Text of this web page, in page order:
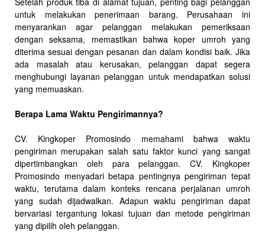
untuk melakukan penerimaan barang. Perusahaan ini
menyarankan agar pelanggan melakukan pemeriksaan
dengan seksama, memastikan bahwa koper umroh yang
diterima sesuai dengan pesanan dan dalam kondisi baik. Jika
ada masalah atau kerusakan, pelanggan dapat segera
menghubungi layanan pelanggan untuk mendapatkan solusi
yang memuaskan.
Berapa Lama Waktu Pengirimannya?
CV. Kingkoper Promosindo memahami bahwa waktu
pengiriman merupakan salah satu faktor kunci yang sangat
dipertimbangkan oleh para pelanggan. CV. Kingkoper
Promosindo menyadari betapa pentingnya pengiriman tepat
waktu, terutama dalam konteks rencana perjalanan umroh
yang sudah dijadwalkan. Adapun waktu pengiriman dapat
bervariasi tergantung lokasi tujuan dan metode pengiriman
yang dipilih oleh pelanggan.